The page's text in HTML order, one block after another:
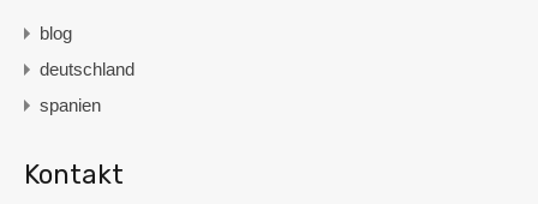
blog
deutschland
spanien
Kontakt